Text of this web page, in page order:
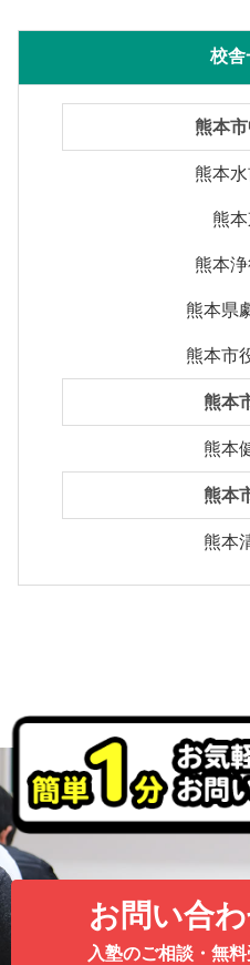
校舎
熊本
熊本
熊
熊本
熊本県
熊本市
熊本
熊本
熊本
熊本
お問い合
入塾のご相談・無